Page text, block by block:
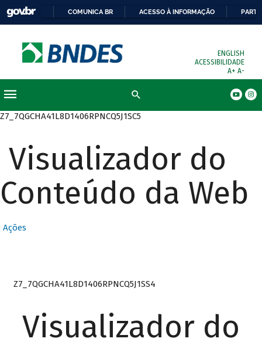
COMUNICA BR ACESSO À INFORMAÇÃO
ENGLISH
ACESSIBILIDADE
A+ A-
Z7_7QGCHA41L8D1406RPNCQ5J1SC5
Visualizador do
Conteúdo da Web
Ações
Z7_7QGCHA41L8D1406RPNCQ5J1SS4
Visualizador do